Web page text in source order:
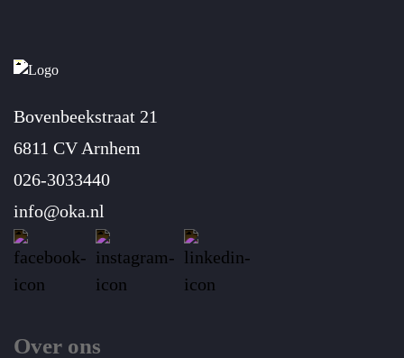
Bovenbeekstraat 21
6811 CV Arnhem
026-3033440
info@oka.nl
Over ons